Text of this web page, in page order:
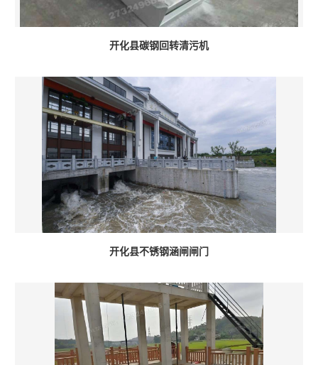
开化县碳钢回转清污机
开化县不锈钢涵闸闸门